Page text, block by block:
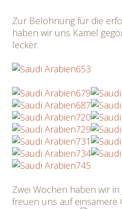
Zur Belohnung für die
haben wir uns Kamel
lecker.
Zwei Wochen haben wir
freuen uns auf einsamere